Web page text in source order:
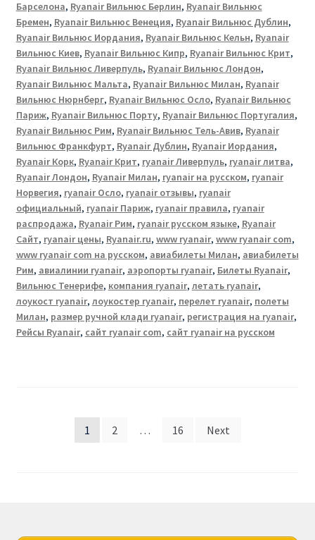
Барселона, Ryanair Вильнюс Берлин, Ryanair Вильнюс
Бремен, Ryanair Вильнюс Венеция, Ryanair Вильнюс Дублин,
Ryanair Вильнюс Иордания, Ryanair Вильнюс Кельн, Ryanair
Вильнюс Киев, Ryanair Вильнюс Кипр, Ryanair Вильнюс Крит,
Ryanair Вильнюс Ливерпуль, Ryanair Вильнюс Лондон,
Ryanair Вильнюс Мальта, Ryanair Вильнюс Милан, Ryanair
Вильнюс Нюрнберг, Ryanair Вильнюс Осло, Ryanair Вильнюс
Париж, Ryanair Вильнюс Порту, Ryanair Вильнюс Португалия,
Ryanair Вильнюс Рим, Ryanair Вильнюс Тель-Авив, Ryanair
Вильнюс Франкфурт, Ryanair Дублин, Ryanair Иордания,
Ryanair Корк, Ryanair Крит, ryanair Ливерпуль, ryanair литва,
Ryanair Лондон, Ryanair Милан, ryanair на русском, ryanair
Норвегия, ryanair Осло, ryanair отзывы, ryanair
официальный, ryanair Париж, ryanair правила, ryanair
распродажа, Ryanair Рим, ryanair русском языке, Ryanair
Сайт, ryanair цены, Ryanair.ru, www ryanair, www ryanair com,
www ryanair com на русском, авиабилеты Милан, авиабилеты
Рим, авиалинии ryanair, аэропорты ryanair, Билеты Ryanair,
Вильнюс Тенерифе, компания ryanair, летать ryanair,
лоукост ryanair, лоукостер ryanair, перелет ryanair, полеты
Милан, размер ручной клади ryanair, регистрация на ryanair,
Рейсы Ryanair, сайт ryanair com, сайт ryanair на русском
1 2 … 16 Next